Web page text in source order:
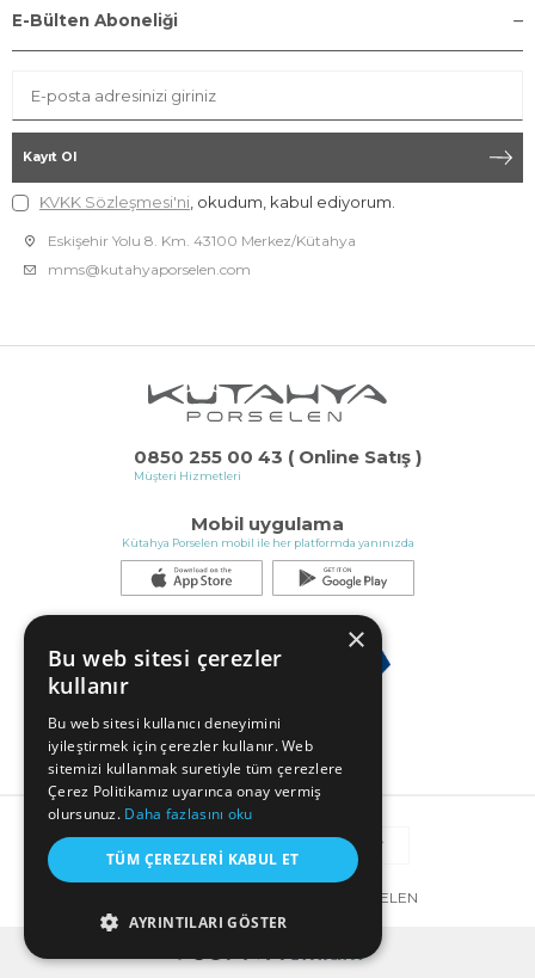
0850 255 00 43 ( Online Satış )
Müşteri Hizmetleri
Mobil uygulama
Kütahya Porselen mobil ile her platformda yanınızda
E-Bülten Aboneliği
Kayıt Ol
KVKK Sözleşmesi'ni , okudum, kabul ediyorum.
Eskişehir Yolu 8. Km. 43100 Merkez/Kütahya
mms@kutahyaporselen.com
© COPYRIGHT 2025 KÜTAHYA PORSELEN
×
Bu web sitesi çerezler
kullanır
Bu web sitesi kullanıcı deneyimini
iyileştirmek için çerezler kullanır. Web
sitemizi kullanmak suretiyle tüm çerezlere
Çerez Politikamız uyarınca onay vermiş
olursunuz. Daha fazlasını oku
TÜM ÇEREZLERI KABUL ET
AYRINTILARI GÖSTER